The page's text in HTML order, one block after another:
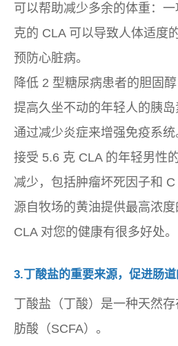
可以帮助减少多余的体重：
克的 CLA 可以导致人体适度
预防心脏病。
降低 2 型糖尿病患者的胆固醇
提高久坐不动的年轻人的胰岛
通过减少炎症来增强免疫系
接受 5.6 克 CLA 的年轻男性
减少，包括肿瘤坏死因子和 C
源自牧场的黄油提供最高浓度
CLA 对您的健康有很多好处。
3.丁酸盐的重要来源，促进肠
丁酸盐（丁酸）是一种天然
肪酸（SCFA）。